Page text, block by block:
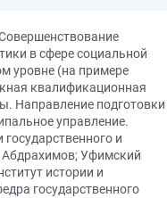
в сфере социальной
уровне (на примере
квалификационная
Направление подготовки
управление.
и
Абдрахимов; Уфимский
истории и
государственного